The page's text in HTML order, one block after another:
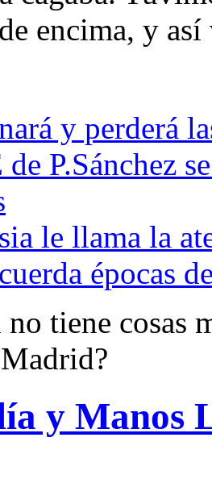
encima, y
y perderá
P.Sánchez
le llama la
épocas
no tiene cosas
y Manos